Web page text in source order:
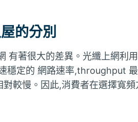
的分別
有著很大的差異。光纖上網利
穩定的 網路速率,throughput
較慢。因此,消費者在選擇寬